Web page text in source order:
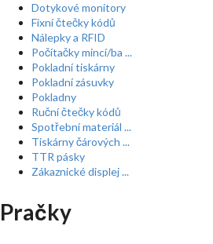
Dotykové monitory
Fixní čtečky kódů
Nálepky a RFID
Počítačky mincí/ba ...
Pokladní tiskárny
Pokladní zásuvky
Pokladny
Ruční čtečky kódů
Spotřební materiál ...
Tiskárny čárových ...
TTR pásky
Zákaznické displej ...
Pračky